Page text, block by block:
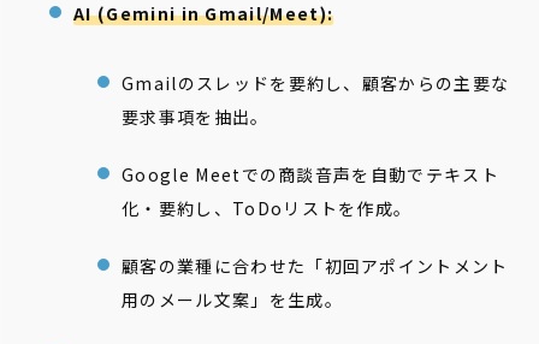
AI (Gemini in Gmail/Meet):
Gmailのスレッドを要約し、顧客からの主要な
要求事項を抽出。
Google Meetでの商談音声を自動でテキスト
化・要約し、ToDoリストを作成。
顧客の業種に合わせた「初回アポイントメント
用のメール文案」を生成。